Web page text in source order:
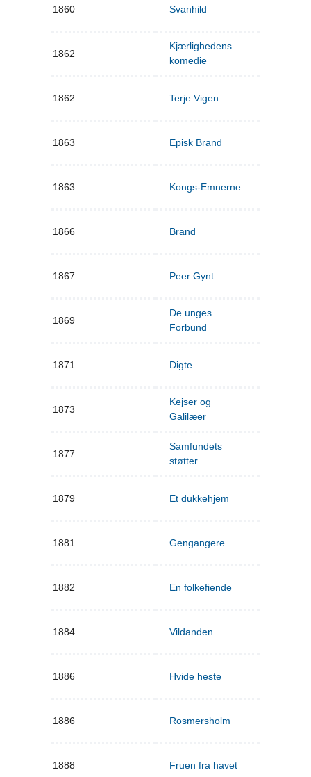
1860 Svanhild
1862
Kjærlighedens
komedie
1862 Terje Vigen
1863 Episk Brand
1863 Kongs-Emnerne
1866 Brand
1867 Peer Gynt
1869
De unges
Forbund
1871 Digte
1873
Kejser og
Galilæer
1877
Samfundets
støtter
1879 Et dukkehjem
1881 Gengangere
1882 En folkefiende
1884 Vildanden
1886 Hvide heste
1886 Rosmersholm
1888 Fruen fra havet